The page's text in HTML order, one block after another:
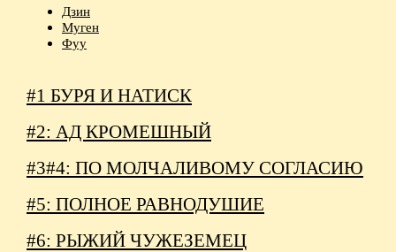
Дзин
Муген
Фуу
#1 БУРЯ И НАТИСК
#2: АД КРОМЕШНЫЙ
#3#4: ПО МОЛЧАЛИВОМУ СОГЛАСИЮ
#5: ПОЛНОЕ РАВНОДУШИЕ
#6: РЫЖИЙ ЧУЖЕЗЕМЕЦ